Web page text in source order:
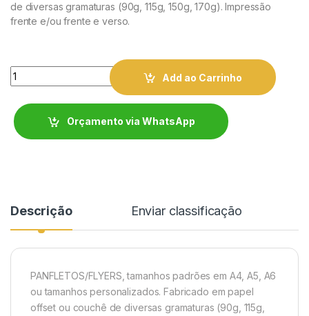
de diversas gramaturas (90g, 115g, 150g, 170g). Impressão
frente e/ou frente e verso.
Quantity
Add ao Carrinho
Orçamento via WhatsApp
Descrição Enviar classificação
PANFLETOS/FLYERS, tamanhos padrões em A4, A5, A6
ou tamanhos personalizados. Fabricado em papel
offset ou couchê de diversas gramaturas (90g, 115g,